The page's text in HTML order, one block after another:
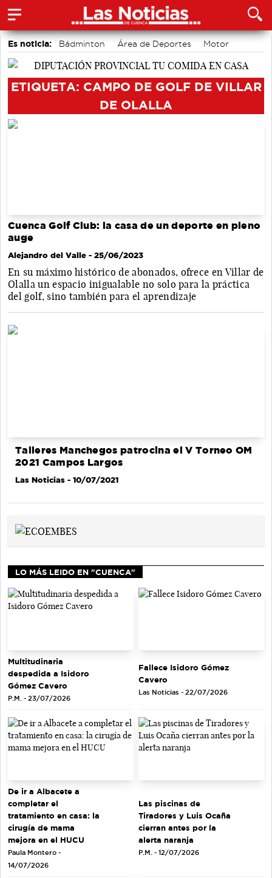
Es noticia: Bádminton Área de Deportes
Motor
accidentes laborales
ETIQUETA: CAMPO DE GOLF DE VILLAR
DE OLALLA
Cuenca Golf Club: la casa de un deporte en pleno
auge
Alejandro del Valle - 25/06/2023
En su máximo histórico de abonados, ofrece en Villar de
Olalla un espacio inigualable no solo para la práctica
del golf, sino también para el aprendizaje
Talleres Manchegos patrocina el V Torneo OM
2021 Campos Largos
Las Noticias - 10/07/2021
LO MÁS LEIDO EN "CUENCA"
Multitudinaria
despedida a Isidoro
Gómez Cavero
P.M. - 23/07/2026
Fallece Isidoro Gómez
Cavero
Las Noticias - 22/07/2026
De ir a Albacete a
completar el
tratamiento en casa: la
cirugía de mama
mejora en el HUCU
Paula Montero -
14/07/2026
Las piscinas de
Tiradores y Luis Ocaña
cierran antes por la
alerta naranja
P.M. - 12/07/2026